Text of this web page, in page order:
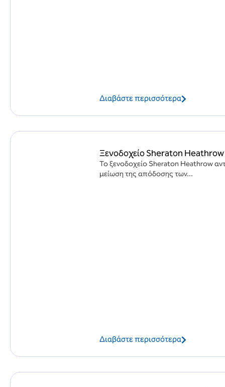
Διαβάστε περισσότερα
Ξενοδοχείο Sheraton Heathrow
Το ξενοδοχείο Sheraton Heathrow
μείωση της απόδοσης των...
Διαβάστε περισσότερα